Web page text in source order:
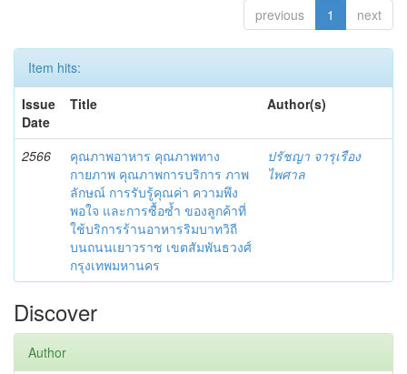
previous 1 next
Item hits:
Issue
Date
Title Author(s)
2566
คุณภาพอาหาร คุณภาพทาง
กายภาพ คุณภาพการบริการ ภาพ
ลักษณ์ การรับรู้คุณค่า ความพึง
พอใจ และการซื้อซ้ำ ของลูกค้าที่
ใช้บริการร้านอาหารริมบาทวิถี
บนถนนเยาวราช เขตสัมพันธวงศ์
กรุงเทพมหานคร
ปรัชญา จารุเรือง
ไพศาล
Discover
Author